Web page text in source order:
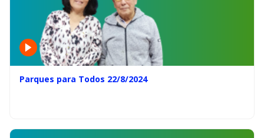
Parques para Todos 22/8/2024